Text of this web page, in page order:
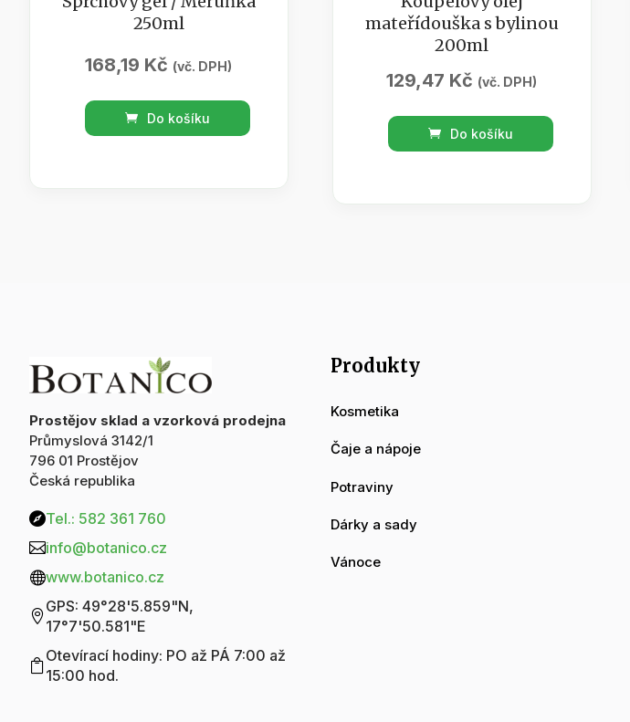
250ml
168,19 Kč (vč. DPH)
Sprchový
gel
Do košíku
mateřídouška s bylinou
200ml
129,47 Kč (vč. DPH)
Koupelový
olej
Do košíku
Prostějov sklad a vzorková prodejna
Průmyslová 3142/1
796 01 Prostějov
Česká republika
Tel.: 582 361 760
info@botanico.cz
www.botanico.cz

GPS: 49°28'5.859"N,
17°7'50.581"E

Otevírací hodiny: PO až PÁ 7:00 až
15:00 hod.
Produkty
Kosmetika
Čaje a nápoje
Potraviny
Dárky a sady
Vánoce